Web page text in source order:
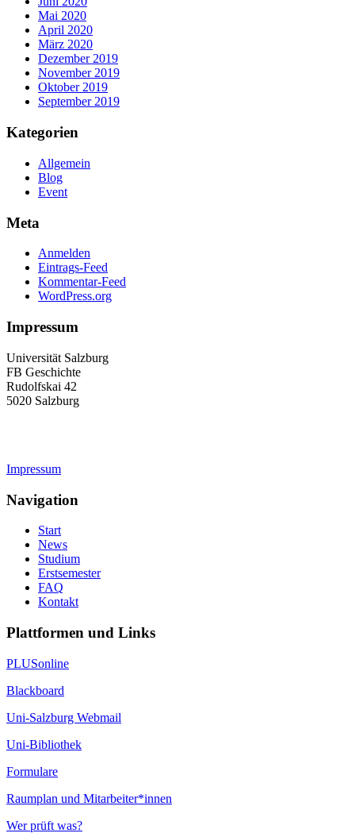
Mai 2020
April 2020
März 2020
Dezember 2019
November 2019
Oktober 2019
September 2019
Kategorien
Allgemein
Blog
Event
Meta
Anmelden
Eintrags-Feed
Kommentar-Feed
WordPress.org
Impressum
Universität Salzburg
FB Geschichte
Rudolfskai 42
5020 Salzburg
Impressum
Navigation
Start
News
Studium
Erstsemester
FAQ
Kontakt
Plattformen und Links
PLUSonline
Blackboard
Uni-Salzburg Webmail
Uni-Bibliothek
Formulare
Raumplan und Mitarbeiter*innen
Wer prüft was?